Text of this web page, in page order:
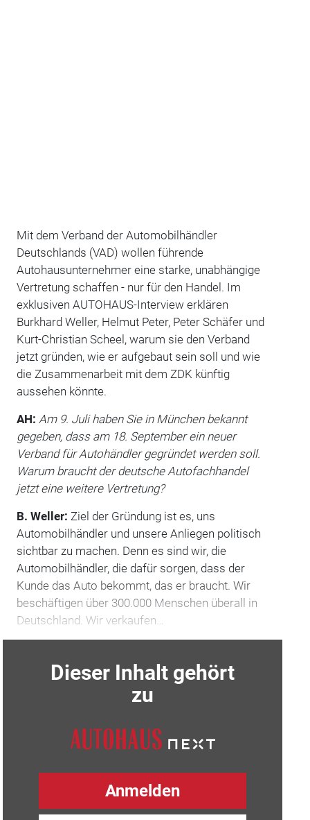
Mit dem Verband der Automobilhändler
Deutschlands (VAD) wollen führende
Autohausunternehmer eine starke, unabhängige
Vertretung schaffen - nur für den Handel. Im
exklusiven AUTOHAUS-Interview erklären
Burkhard Weller, Helmut Peter, Peter Schäfer und
Kurt-Christian Scheel, warum sie den Verband
jetzt gründen, wie er aufgebaut sein soll und wie
die Zusammenarbeit mit dem ZDK künftig
aussehen könnte.
AH: Am 9. Juli haben Sie in München bekannt
gegeben, dass am 18. September ein neuer
Verband für Autohändler gegründet werden soll.
Warum braucht der deutsche Autofachhandel
jetzt eine weitere Vertretung?
B. Weller: Ziel der Gründung ist es, uns
Automobilhändler und unsere Anliegen politisch
sichtbar zu machen. Denn es sind wir, die
Automobilhändler, die dafür sorgen, dass der
Kunde das Auto bekommt, das er braucht. Wir
beschäftigen über 300.000 Menschen überall in
Deutschland. Wir verkaufen…
Dieser Inhalt gehört
zu
Anmelden